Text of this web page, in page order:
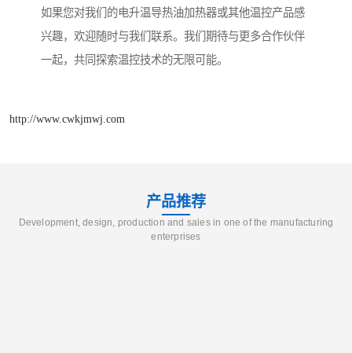
如果您对我们的电升温导热油加热器或其他温控产品感
兴趣，欢迎随时与我们联系。我们期待与更多合作伙伴
一起，共同探索温控技术的无限可能。
http://www.cwkjmwj.com
产品推荐
Development, design, production and sales in one of the manufacturing
enterprises